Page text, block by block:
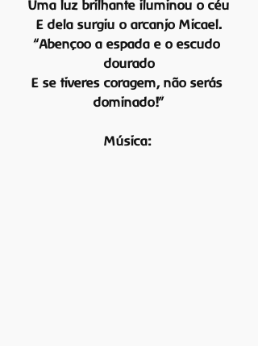
Uma luz brilhante iluminou o céu
E dela surgiu o arcanjo Micael.
“Abençoo a espada e o escudo
dourado
E se tiveres coragem, não serás
dominado!”
Música: